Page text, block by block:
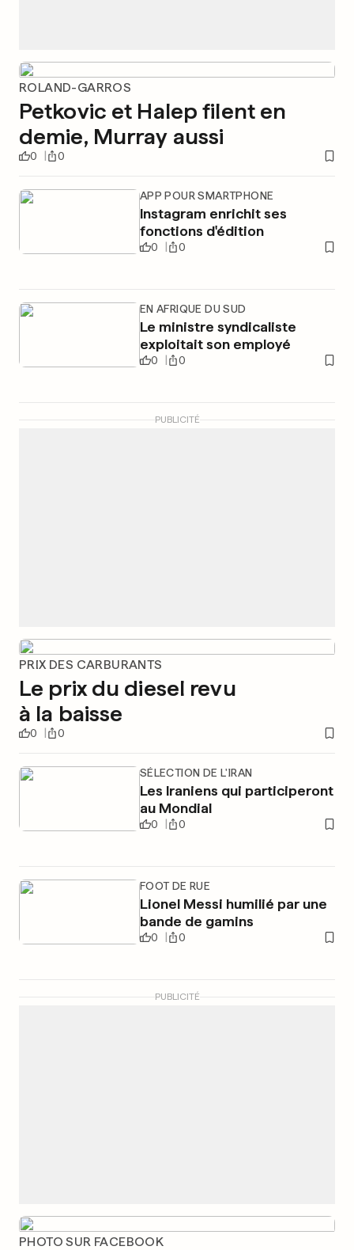
ROLAND-GARROS
Petkovic et Halep filent en
demie, Murray aussi
0 0
APP POUR SMARTPHONE
Instagram enrichit ses
fonctions d'édition
0 0
EN AFRIQUE DU SUD
Le ministre syndicaliste
exploitait son employé
0 0
PUBLICITÉ
PRIX DES CARBURANTS
Le prix du diesel revu
à la baisse
0 0
SÉLECTION DE L'IRAN
Les Iraniens qui participeront
au Mondial
0 0
FOOT DE RUE
Lionel Messi humilié par une
bande de gamins
0 0
PUBLICITÉ
PHOTO SUR FACEBOOK